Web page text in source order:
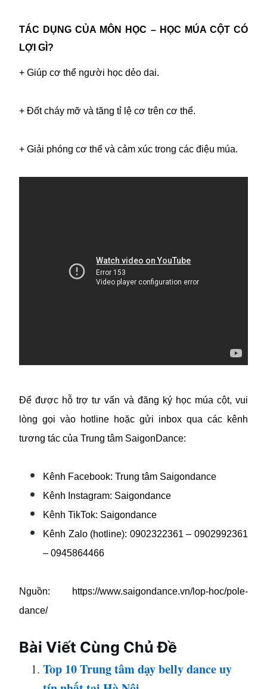
TÁC DỤNG CỦA MÔN HỌC – HỌC MÚA CỘT CÓ
LỢI GÌ?
+ Giúp cơ thể người học dẻo dai.
+ Đốt cháy mỡ và tăng tỉ lệ cơ trên cơ thể.
+ Giải phóng cơ thể và cảm xúc trong các điệu múa.
Để được hỗ trợ tư vấn và đăng ký học múa cột, vui
lòng gọi vào hotline hoặc gửi inbox qua các kênh
tương tác của Trung tâm SaigonDance:
Kênh Facebook: Trung tâm Saigondance
Kênh Instagram: Saigondance
Kênh TikTok: Saigondance
Kênh Zalo (hotline): 0902322361 – 0902992361
– 0945864466
Nguồn:
https://www.saigondance.vn/lop-hoc/pole-
dance/
Bài Viết Cùng Chủ Đề
Top 10 Trung tâm dạy belly dance uy